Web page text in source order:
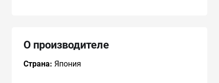
О производителе
Страна: Япония